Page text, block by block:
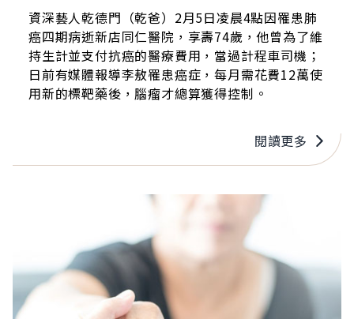
資深藝人乾德門（乾爸）2月5日凌晨4點因罹患肺
癌四期病逝新店同仁醫院，享壽74歲，他曾為了維
持生計並支付抗癌的醫療費用，當過計程車司機；
日前有媒體報導李敖罹患癌症，每月需花費12萬使
用新的標靶藥後，腦瘤才總算獲得控制。
閱讀更多